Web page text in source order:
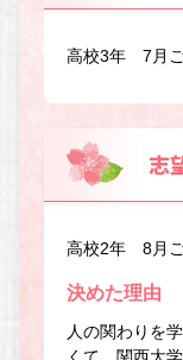
高校3年 7月
志
高校2年 8月
決めた理由
人の関わりを